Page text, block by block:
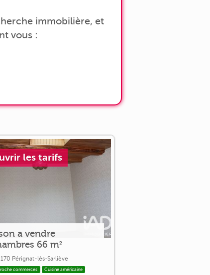
immobilière, et
vous :
les tarifs
a vendre
66 m²
Pérignat-lès-Sarliève
commerces Cuisine américaine